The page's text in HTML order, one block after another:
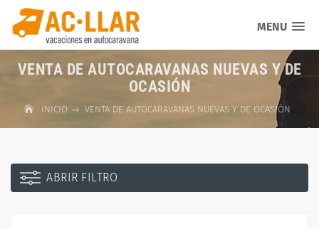
MENU
VENTA DE AUTOCARAVANAS NUEVAS Y DE
OCASIÓN
INICIO VENTA DE AUTOCARAVANAS NUEVAS Y DE OCASIÓN
ABRIR FILTRO